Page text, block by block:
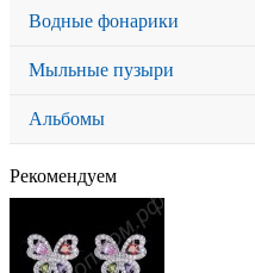
Водные фонарики
Мыльные пузыри
Альбомы
Рекомендуем